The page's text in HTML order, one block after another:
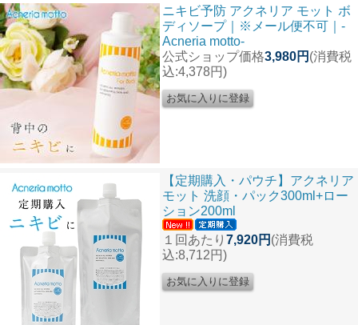
ニキビ予防 アクネリア モット ボ
ディソープ｜※メール便不可｜-
Acneria motto-
公式ショップ価格3,980円 (消費税
込:4,378円)
【定期購入・パウチ】アクネリア
モット 洗顔・パック300ml+ロー
ション200ml
１回あたり 7,920円 (消費税
込:8,712円)